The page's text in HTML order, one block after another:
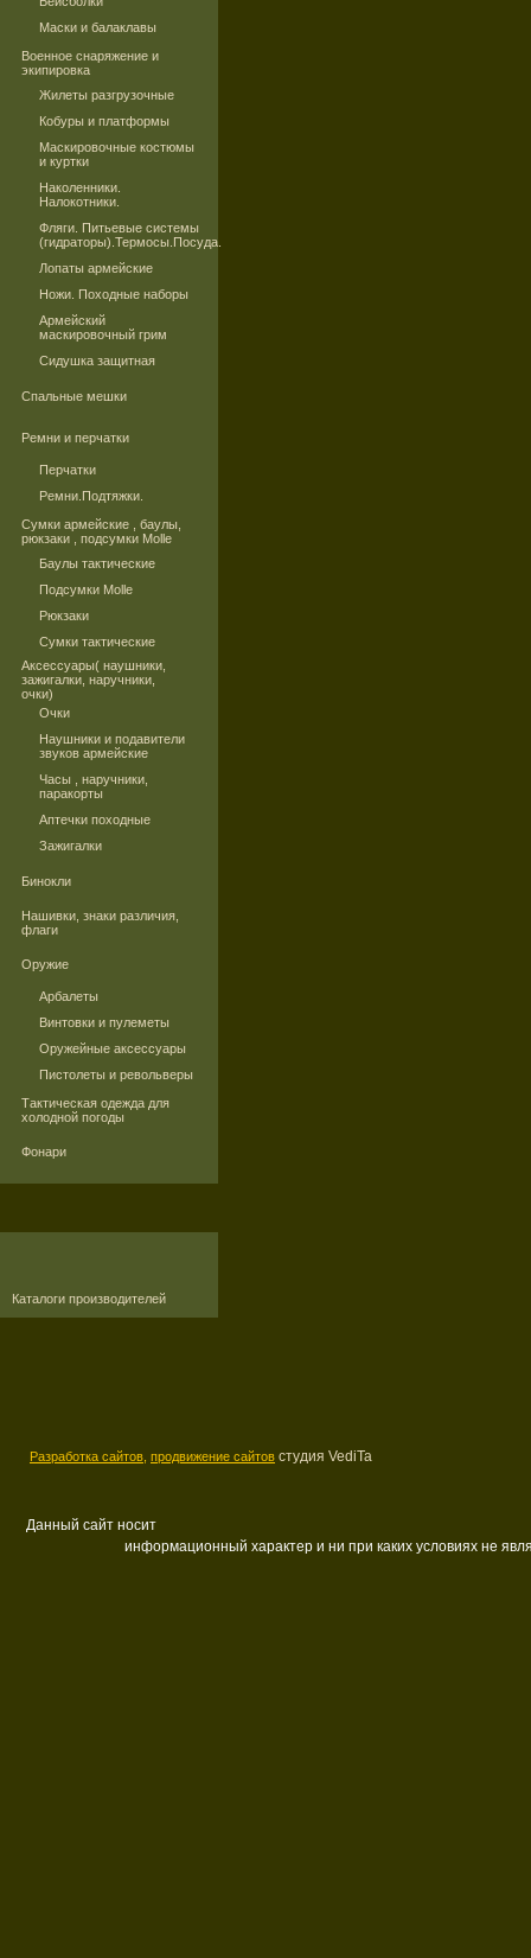
Маски и балаклавы
Военное снаряжение и
экипировка
Жилеты разгрузочные
Кобуры и платформы
Маскировочные костюмы
и куртки
Наколенники.
Налокотники.
Фляги. Питьевые системы
(гидраторы).Термосы.Посуда.
Лопаты армейские
Ножи. Походные наборы
Армейский
маскировочный грим
Сидушка защитная
Спальные мешки
Ремни и перчатки
Перчатки
Ремни.Подтяжки.
Сумки армейские , баулы,
рюкзаки , подсумки Molle
Баулы тактические
Подсумки Molle
Рюкзаки
Сумки тактические
Аксессуары( наушники,
зажигалки, наручники,
очки)
Очки
Наушники и подавители
звуков армейские
Часы , наручники,
паракорты
Аптечки походные
Зажигалки
Бинокли
Нашивки, знаки различия,
флаги
Оружие
Арбалеты
Винтовки и пулеметы
Оружейные аксессуары
Пистолеты и револьверы
Тактическая одежда для
холодной погоды
Фонари
Каталоги производителей
Разработка сайтов, продвижение сайтов студия VediTa
Данный сайт носит
информационный характер и ни при каких условиях не